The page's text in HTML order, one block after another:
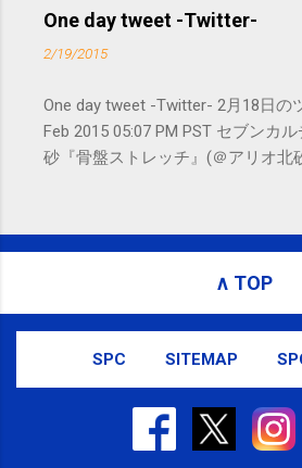
お問い合わせは
One day tweet -Twitter-
2/19/2015
One day tweet -Twitter- 2月18日の
Feb 2015 05:07 PM PST セブンカ
砂『骨盤ストレッチ』(＠アリオ北
subscribed to email updates from
ンディショニング(@SPCstyle) -
Email delivery powered by Google
Amphitheatre Parkway, Mountain
∧ TOP
SPC SITEMAP